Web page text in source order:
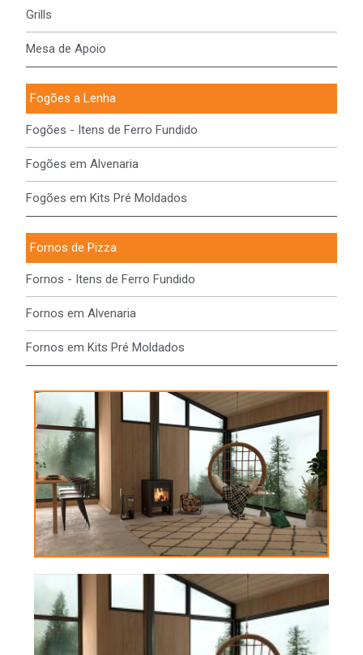
Grills
Mesa de Apoio
Fogões a Lenha
Fogões - Itens de Ferro Fundido
Fogões em Alvenaria
Fogões em Kits Pré Moldados
Fornos de Pizza
Fornos - Itens de Ferro Fundido
Fornos em Alvenaria
Fornos em Kits Pré Moldados